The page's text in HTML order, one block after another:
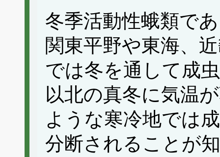
冬季活動性蛾類で
関東平野や東海、
では冬を通して成
以北の真冬に気温
ような寒冷地では
分断されることが